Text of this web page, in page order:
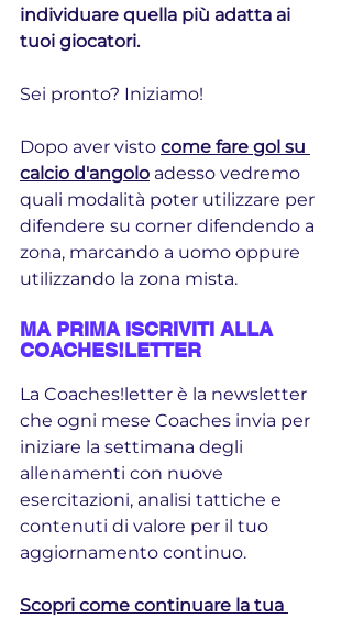
individuare quella più adatta ai
tuoi giocatori.
Sei pronto? Iniziamo!
Dopo aver visto come fare gol su
calcio d'angolo adesso vedremo
quali modalità poter utilizzare per
difendere su corner difendendo a
zona, marcando a uomo oppure
utilizzando la zona mista.
MA PRIMA ISCRIVITI ALLA
COACHES!LETTER
La Coaches!letter è la newsletter
che ogni mese Coaches invia per
iniziare la settimana degli
allenamenti con nuove
esercitazioni, analisi tattiche e
contenuti di valore per il tuo
aggiornamento continuo.
Scopri come continuare la tua